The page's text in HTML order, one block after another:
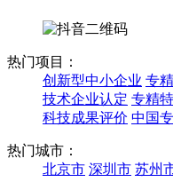
热门项目：
创新型中小企业 专
技术企业认定 专精
科技成果评价 中国
热门城市：
北京市 深圳市 苏州